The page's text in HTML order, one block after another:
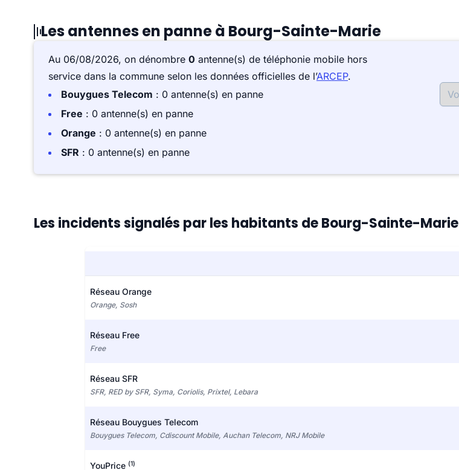
Les antennes en panne à Bourg-Sainte-Marie
Au 06/08/2026, on dénombre 0 antenne(s) de téléphonie mobile hors
service dans la commune selon les données officielles de l’ARCEP.
Bouygues Telecom : 0 antenne(s) en panne
Free : 0 antenne(s) en panne
Orange : 0 antenne(s) en panne
SFR : 0 antenne(s) en panne
Les incidents signalés par les habitants de Bourg-Sainte-Marie
Réseau Orange
Orange, Sosh
Réseau Free
Free
Réseau SFR
SFR, RED by SFR, Syma, Coriolis, Prixtel, Lebara
Réseau Bouygues Telecom
Bouygues Telecom, Cdiscount Mobile, Auchan Telecom, NRJ Mobile
YouPrice (1)